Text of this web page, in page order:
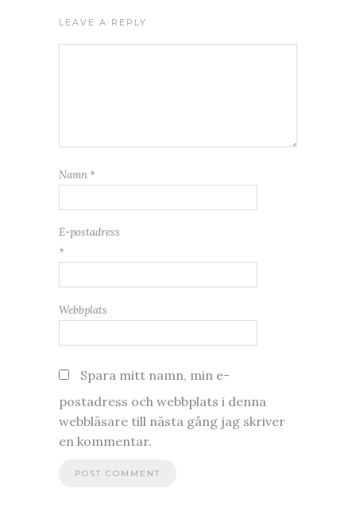
LEAVE A REPLY
Namn *
E-postadress
*
Webbplats
Spara mitt namn, min e-
postadress och webbplats i denna
webbläsare till nästa gång jag skriver
en kommentar.